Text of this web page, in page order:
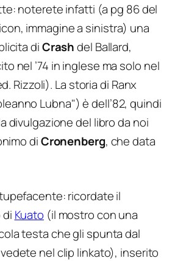
noterete infatti (a pg 86 del
immagine a sinistra) una
diCrashdel Ballard,
nel ’74 in inglese ma solo nel
Rizzoli). La storia di Ranx
Lubna") è dell’82, quindi
divulgazione del libro da noi
diCronenberg, che data
ricordate il
Kuato (il mostro con una
testa che gli spunta dal
nel clip linkato), inserito